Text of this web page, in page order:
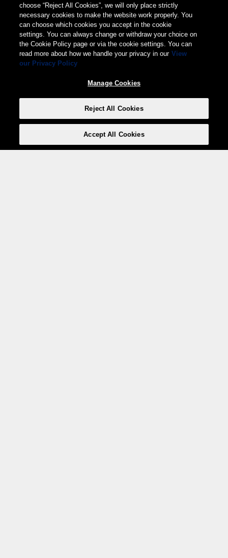
choose “Reject All Cookies”, we will only place strictly
necessary cookies to make the website work properly. You
can choose which cookies you accept in the cookie
settings. You can always change or withdraw your choice on
the Cookie Policy page or via the cookie settings. You can
read more about how we handle your privacy in our View
our Privacy Policy
Manage Cookies
Reject All Cookies
Accept All Cookies